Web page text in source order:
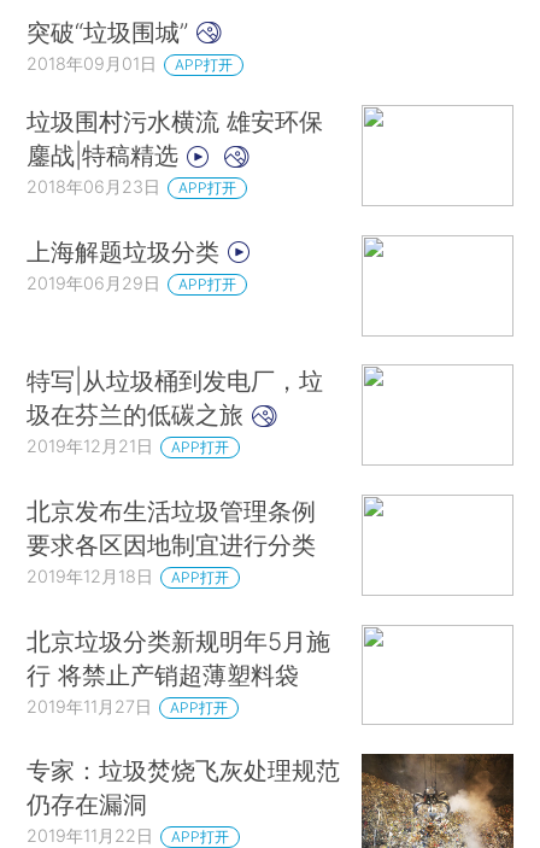
突破“垃圾围城”
2018年09月01日 APP打开
垃圾围村污水横流 雄安环保
鏖战|特稿精选
2018年06月23日 APP打开
上海解题垃圾分类
2019年06月29日 APP打开
特写|从垃圾桶到发电厂，垃
圾在芬兰的低碳之旅
2019年12月21日 APP打开
北京发布生活垃圾管理条例
要求各区因地制宜进行分类
2019年12月18日 APP打开
北京垃圾分类新规明年5月施
行 将禁止产销超薄塑料袋
2019年11月27日 APP打开
专家：垃圾焚烧飞灰处理规范
仍存在漏洞
2019年11月22日 APP打开